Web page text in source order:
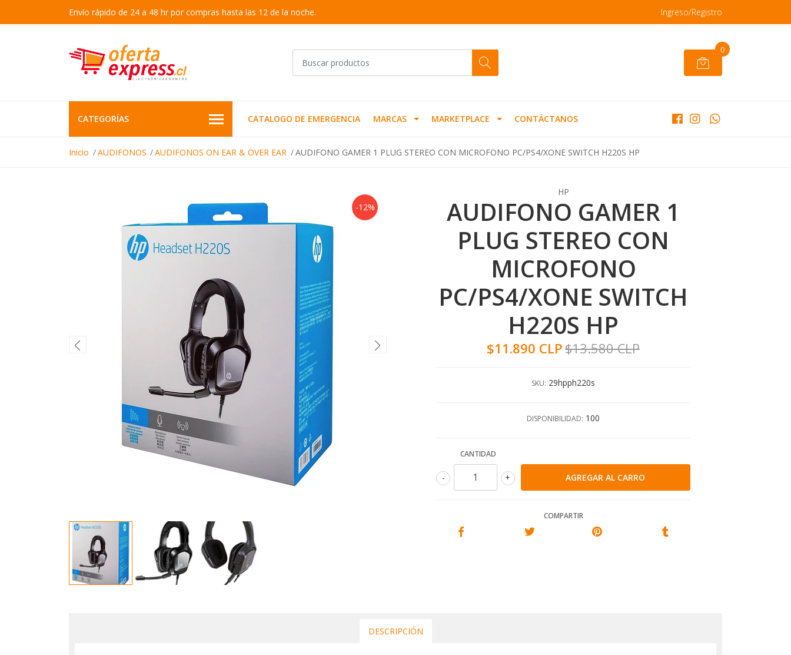
Envío rápido de 24 a 48 hr por compras hasta las 12 de la noche. Ingreso/Registro
0
CATEGORÍAS CATALOGO DE EMERGENCIA MARCAS MARKETPLACE CONTÁCTANOS
Inicio AUDIFONOS AUDIFONOS ON EAR & OVER EAR AUDIFONO GAMER 1 PLUG STEREO CON MICROFONO PC/PS4/XONE SWITCH H220S HP
-12%
HP
AUDIFONO GAMER 1
PLUG STEREO CON
MICROFONO
PC/PS4/XONE SWITCH
H220S HP
$11.890 CLP$13.580 CLP
SKU: 29hpph220s
DISPONIBILIDAD: 100
CANTIDAD
+
-
COMPARTIR
DESCRIPCIÓN